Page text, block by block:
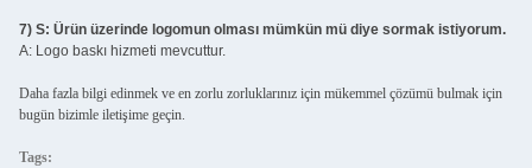
7) S: Ürün üzerinde logomun olması mümkün mü diye sormak istiyorum.
A: Logo baskı hizmeti mevcuttur.
Daha fazla bilgi edinmek ve en zorlu zorluklarınız için mükemmel çözümü bulmak için
bugün bizimle iletişime geçin.
Tags: